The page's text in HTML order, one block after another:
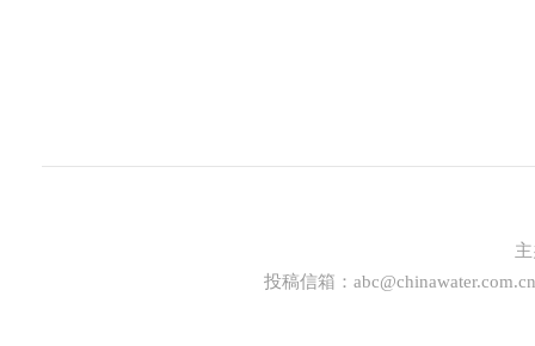
投稿信箱： abc@chinawater.com.cn